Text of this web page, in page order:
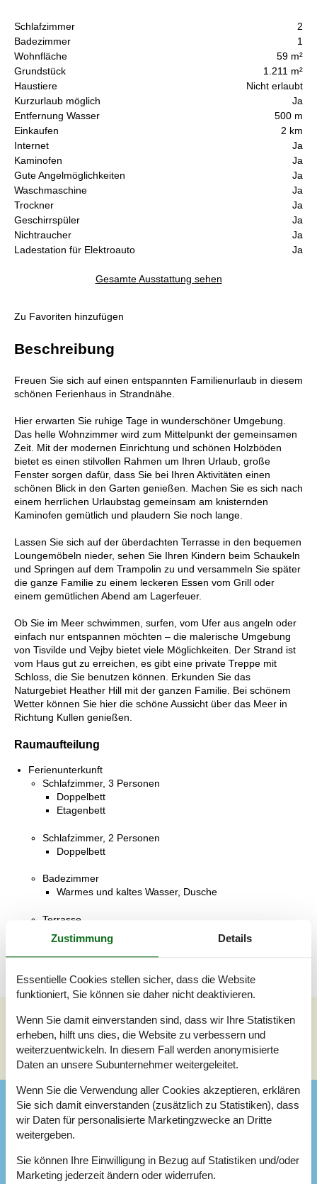
Schlafzimmer
2
Badezimmer
1
Wohnfläche
59 m²
Grundstück
1.211 m²
Haustiere
Nicht erlaubt
Kurzurlaub möglich
Ja
Entfernung Wasser
500 m
Einkaufen
2 km
Internet
Ja
Kaminofen
Ja
Gute Angelmöglichkeiten
Ja
Waschmaschine
Ja
Trockner
Ja
Geschirrspüler
Ja
Nichtraucher
Ja
Ladestation für Elektroauto
Ja
Gesamte Ausstattung sehen
Zu Favoriten hinzufügen
Beschreibung
Freuen Sie sich auf einen entspannten Familienurlaub in diesem
schönen Ferienhaus in Strandnähe.
Hier erwarten Sie ruhige Tage in wunderschöner Umgebung.
Das helle Wohnzimmer wird zum Mittelpunkt der gemeinsamen
Zeit. Mit der modernen Einrichtung und schönen Holzböden
bietet es einen stilvollen Rahmen um Ihren Urlaub, große
Fenster sorgen dafür, dass Sie bei Ihren Aktivitäten einen
schönen Blick in den Garten genießen. Machen Sie es sich nach
einem herrlichen Urlaubstag gemeinsam am knisternden
Kaminofen gemütlich und plaudern Sie noch lange.
Lassen Sie sich auf der überdachten Terrasse in den bequemen
Loungemöbeln nieder, sehen Sie Ihren Kindern beim Schaukeln
und Springen auf dem Trampolin zu und versammeln Sie später
die ganze Familie zu einem leckeren Essen vom Grill oder
einem gemütlichen Abend am Lagerfeuer.
Ob Sie im Meer schwimmen, surfen, vom Ufer aus angeln oder
einfach nur entspannen möchten – die malerische Umgebung
von Tisvilde und Vejby bietet viele Möglichkeiten. Der Strand ist
vom Haus gut zu erreichen, es gibt eine private Treppe mit
Schloss, die Sie benutzen können. Erkunden Sie das
Naturgebiet Heather Hill mit der ganzen Familie. Bei schönem
Wetter können Sie hier die schöne Aussicht über das Meer in
Richtung Kullen genießen.
Raumaufteilung
Ferienunterkunft
Schlafzimmer, 3 Personen
Doppelbett
Etagenbett
Schlafzimmer, 2 Personen
Doppelbett
Badezimmer
Warmes und kaltes Wasser, Dusche
Terrasse
Offene und überdachte Terrasse
Siehe Häuser nebenan
Sonnenstand über dem gewählten Objekt
Ausstattung
Indoor-Spiele
Zustimmung Details
Essentielle Cookies stellen sicher, dass die Website
funktioniert, Sie können sie daher nicht deaktivieren.
Wenn Sie damit einverstanden sind, dass wir Ihre Statistiken
erheben, hilft uns dies, die Website zu verbessern und
weiterzuentwickeln. In diesem Fall werden anonymisierte
Daten an unsere Subunternehmer weitergeleitet.
Wenn Sie die Verwendung aller Cookies akzeptieren, erklären
Sie sich damit einverstanden (zusätzlich zu Statistiken), dass
wir Daten für personalisierte Marketingzwecke an Dritte
weitergeben.
Sie können Ihre Einwilligung in Bezug auf Statistiken und/oder
Marketing jederzeit ändern oder widerrufen.